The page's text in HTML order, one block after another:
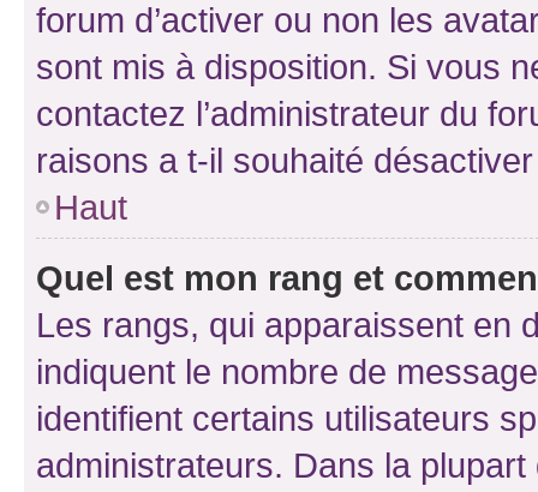
forum d’activer ou non les
sont mis à disposition. Si vous
contactez l’administrateur du
raisons a t-il souhaité
Haut
Quel est mon rang et
Les rangs, qui apparaissent en
indiquent le nombre de
identifient certains utilisateurs
administrateurs. Dans la